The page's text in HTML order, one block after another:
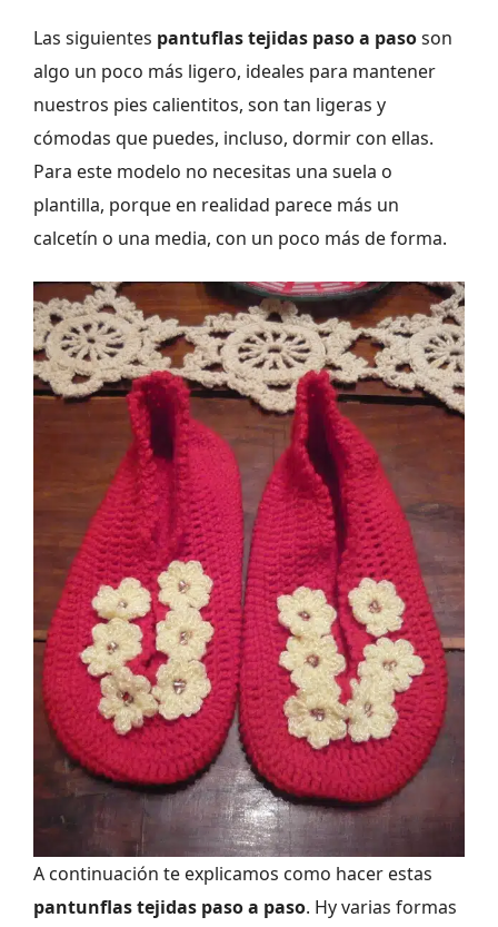
Las siguientes pantuflas tejidas paso a pasoson
algo un poco más ligero, ideales para mantener
nuestros pies calientitos, son tan ligeras y
cómodas que puedes, incluso, dormir con ellas.
Para este modelo no necesitas una suela o
plantilla, porque en realidad parece más un
calcetín o una media, con un poco más de forma.
A continuación te explicamos como hacer estas
pantunflas tejidas paso a paso. Hy varias formas